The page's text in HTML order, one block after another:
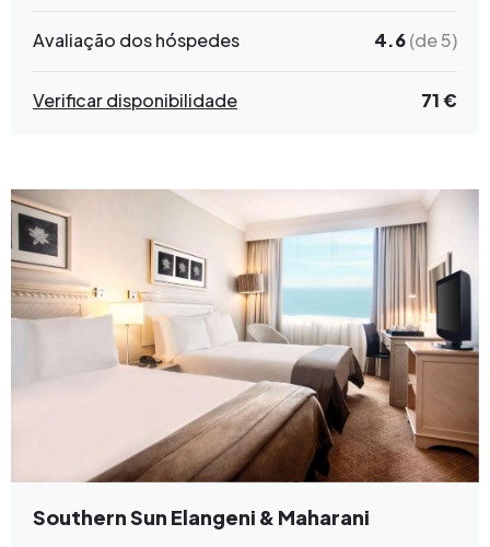
Avaliação dos hóspedes 4.6(de 5)
Verificar disponibilidade 71 €
Southern Sun Elangeni & Maharani